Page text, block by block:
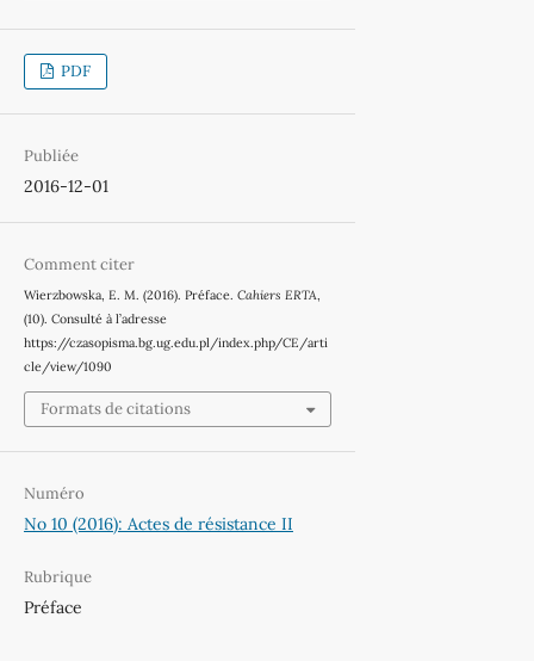
PDF
Publiée
2016-12-01
Comment citer
Wierzbowska, E. M. (2016). Préface. Cahiers ERTA,
(10). Consulté à l’adresse
https://czasopisma.bg.ug.edu.pl/index.php/CE/arti
cle/view/1090
Formats de citations
Numéro
No 10 (2016): Actes de résistance II
Rubrique
Préface